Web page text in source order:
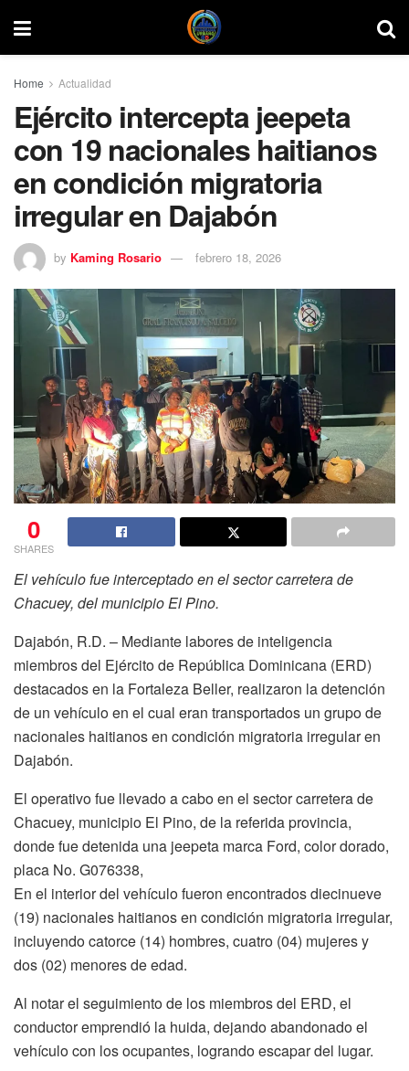
Home Actualidad
Ejército intercepta jeepeta
con 19 nacionales haitianos
en condición migratoria
irregular en Dajabón
by Kaming Rosario febrero 18, 2026
0
SHARES
El vehículo fue interceptado en el sector carretera de
Chacuey, del municipio El Pino.
Dajabón, R.D. – Mediante labores de inteligencia
miembros del Ejército de República Dominicana (ERD)
destacados en la Fortaleza Beller, realizaron la detención
de un vehículo en el cual eran transportados un grupo de
nacionales haitianos en condición migratoria irregular en
Dajabón.
El operativo fue llevado a cabo en el sector carretera de
Chacuey, municipio El Pino, de la referida provincia,
donde fue detenida una jeepeta marca Ford, color dorado,
placa No. G076338,
En el interior del vehículo fueron encontrados diecinueve
(19) nacionales haitianos en condición migratoria irregular,
incluyendo catorce (14) hombres, cuatro (04) mujeres y
dos (02) menores de edad.
Al notar el seguimiento de los miembros del ERD, el
conductor emprendió la huida, dejando abandonado el
vehículo con los ocupantes, logrando escapar del lugar.